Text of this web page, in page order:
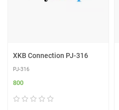
XKB Connection PJ-316
PJ-316
800